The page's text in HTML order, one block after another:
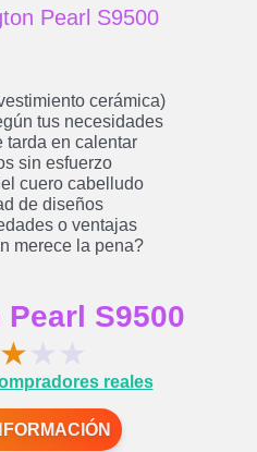
cerámica)
tus necesidades
en calentar
sin esfuerzo
cuero cabelludo
de diseños
o ventajas
merece la pena?
S9500
★
reales